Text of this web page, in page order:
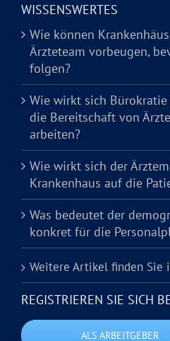
WISSENSWERTES
Wie können
Ärzteteam vorbeugen,
folgen?
Wie wirkt sich
die Bereitschaft von
arbeiten?
Wie wirkt sich der
Krankenhaus auf die
Was bedeutet der
konkret für die
Weitere Artikel finden Sie
REGISTRIEREN SIE SICH
ALS ARBEITGEBER